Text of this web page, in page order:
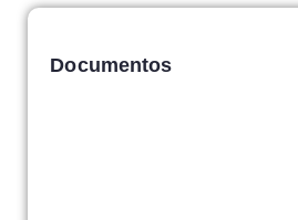
Documentos